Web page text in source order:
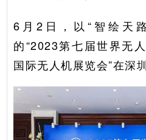
6月2日，以“智绘天
的“2023第七届世界无
国际无人机展览会”在深